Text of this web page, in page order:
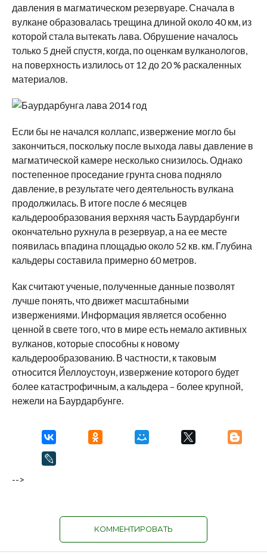
давления в магматическом резервуаре. Сначала в
вулкане образовалась трещина длиной около 40 км, из
которой стала вытекать лава. Обрушение началось
только 5 дней спустя, когда, по оценкам вулканологов,
на поверхность излилось от 12 до 20 % раскаленных
материалов.
Если бы не начался коллапс, извержение могло бы
закончиться, поскольку после выхода лавы давление в
магматической камере несколько снизилось. Однако
постепенное проседание грунта снова подняло
давление, в результате чего деятельность вулкана
продолжилась. В итоге после 6 месяцев
кальдерообразования верхняя часть Баурдарбунги
окончательно рухнула в резервуар, а на ее месте
появилась впадина площадью около 52 кв. км. Глубина
кальдеры составила примерно 60 метров.
Как считают ученые, полученные данные позволят
лучше понять, что движет масштабными
извержениями. Информация является особенно
ценной в свете того, что в мире есть немало активных
вулканов, которые способны к новому
кальдерообразованию. В частности, к таковым
относится Йеллоустоун, извержение которого будет
более катастрофичным, а кальдера – более крупной,
нежели на Баурдарбунге.
-->
КОММЕНТИРОВАТЬ